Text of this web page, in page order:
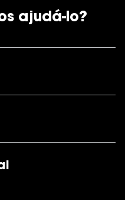
ajudá-lo?